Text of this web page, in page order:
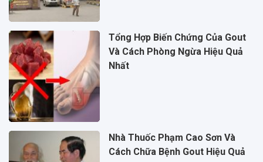
Tổng Hợp Biến Chứng Của Gout
Và Cách Phòng Ngừa Hiệu Quả
Nhất
Nhà Thuốc Phạm Cao Sơn Và
Cách Chữa Bệnh Gout Hiệu Quả